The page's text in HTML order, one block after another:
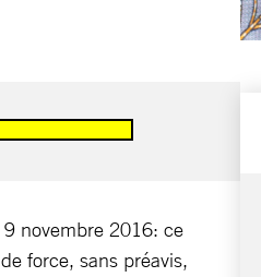
novembre 2016: ce
force, sans préavis,